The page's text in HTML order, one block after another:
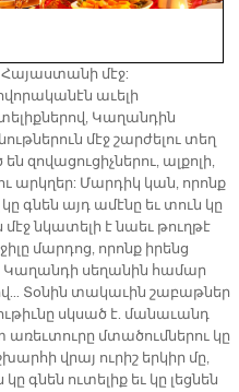
մէջ:
աւելի
Կաղանդին
մէջ շարժելու տեղ
զովացուցիչներու, ալքոլի,
արկղեր: Մարդիկ կան, որոնք
գնեն այդ ամէնը եւ տուն կը
նկատելի է նաեւ թուղթէ
մարդոց, որոնք իրենց
Կաղանդի սեղանին համար
Տօնին տակաւին շաբաթներ
սկսած է. մանաւանդ
մտածումներու կը
վրայ ուրիշ երկիր մը,
գնեն ուտելիք եւ կը լեցնեն